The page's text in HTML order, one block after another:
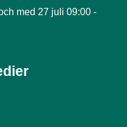
med 27 juli 09:00 -